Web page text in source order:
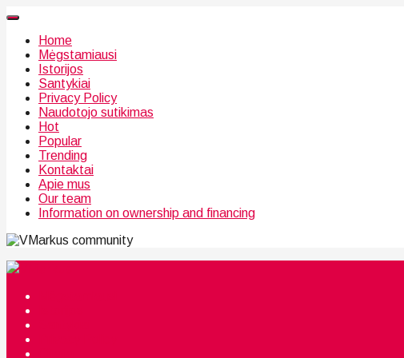
Home
Mėgstamiausi
Istorijos
Santykiai
Privacy Policy
Naudotojo sutikimas
Hot
Popular
Trending
Kontaktai
Apie mus
Our team
Information on ownership and financing
community